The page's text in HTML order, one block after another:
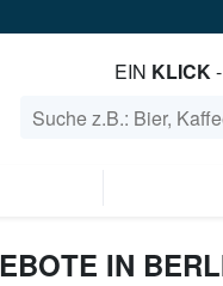
EIN KLICK
IN